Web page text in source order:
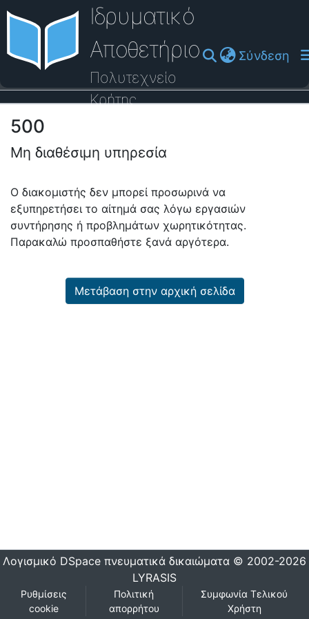
Ιδρυματικό
Αποθετήριο
Πολυτεχνείο
Κρήτης
Σύνδεση
Οδηγός Βοήθειας
500
Μη διαθέσιμη υπηρεσία
Ο διακομιστής δεν μπορεί προσωρινά να
εξυπηρετήσει το αίτημά σας λόγω εργασιών
συντήρησης ή προβλημάτων χωρητικότητας.
Παρακαλώ προσπαθήστε ξανά αργότερα.
Μετάβαση στην αρχική σελίδα
Λογισμικό DSpace πνευματικά δικαιώματα © 2002-2026
LYRASIS
Ρυθμίσεις
cookie
Πολιτική
απορρήτου
Συμφωνία Τελικού
Χρήστη